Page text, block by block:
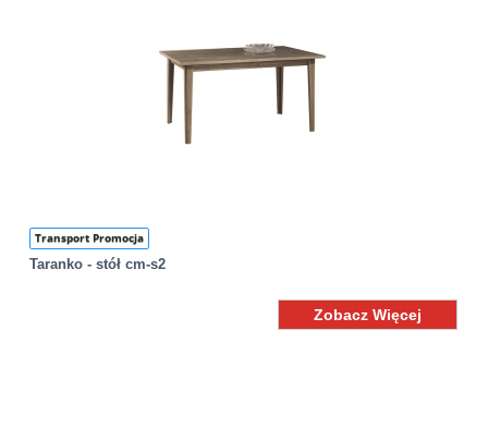
Transport Promocja
Taranko - stół cm-s2
Zobacz Więcej